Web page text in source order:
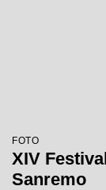
FOTO
XIV
Sanremo